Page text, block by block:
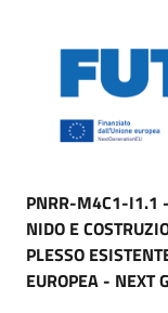
PNRR-M4C1-I1.1
NIDO E
PLESSO
EUROPEA - NEXT